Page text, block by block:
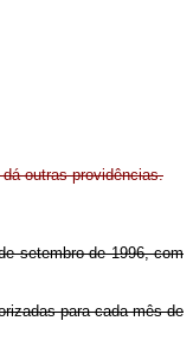
outras providências.
setembro de 1996, com
para cada mês de